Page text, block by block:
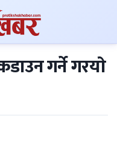
गर्ने गरयाे